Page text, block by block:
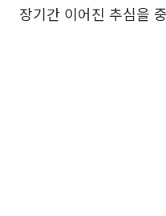
장기간 이어진 추심을